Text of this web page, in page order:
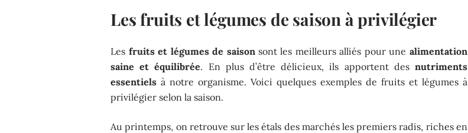
Les fruits et légumes de saison à privilégier
Les fruits et légumes de saisonsont les meilleurs alliés pour une alimentation
saine et équilibrée. En plus d’être délicieux, ils apportent des nutriments
essentiels à notre organisme. Voici quelques exemples de fruits et légumes à
privilégier selon la saison.
Au printemps, on retrouve sur les étals des marchés les premiers radis, riches en